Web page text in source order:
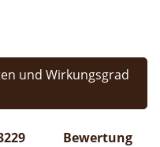
und Wirkungsgrad
Bewertung